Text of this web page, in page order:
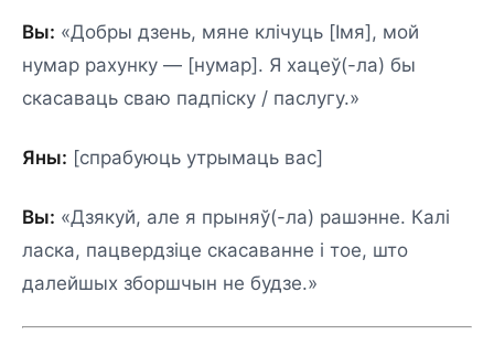
Вы: «Добры дзень, мяне клічуць [Імя], мой
нумар рахунку — [нумар]. Я хацеў(-ла) бы
скасаваць сваю падпіску / паслугу.»
Яны: [спрабуюць утрымаць вас]
Вы: «Дзякуй, але я прыняў(-ла) рашэнне. Калі
ласка, пацвердзіце скасаванне і тое, што
далейшых зборшчын не будзе.»